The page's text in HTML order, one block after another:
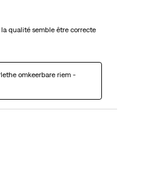
la qualité semble être correcte
omkeerbare riem -